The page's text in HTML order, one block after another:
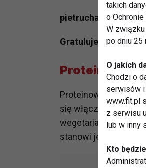
pietrucha1987@
Gratulujemy :)
Proteinowe
Proteinowe koktajle
się włączenie ich
wegetarianom.
stanowi jedno z
takich
o Ochronie
W
po dniu 25
O jakich
Chodzi o
serwisów i
www.fit.pl
z serwisu
lub w inny
Kto